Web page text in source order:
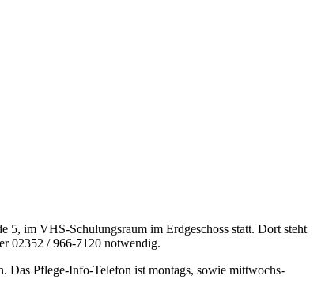
5, im VHS-Schulungsraum im Erdgeschoss statt. Dort steht
02352 / 966-7120 notwendig.
Das Pflege-Info-Telefon ist montags, sowie mittwochs-